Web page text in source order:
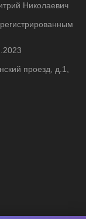
Николаевич
проезд, д.1,